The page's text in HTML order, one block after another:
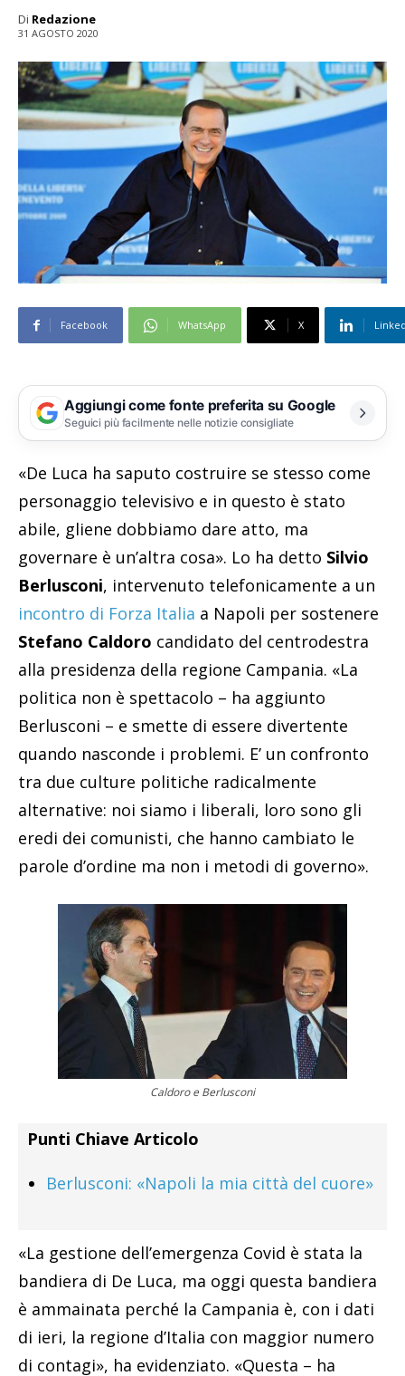
Di Redazione
31 AGOSTO 2020
Facebook WhatsApp X
Aggiungi come fonte preferita su Google
Seguici più facilmente nelle notizie consigliate
«De Luca ha saputo costruire se stesso come
personaggio televisivo e in questo è stato
abile, gliene dobbiamo dare atto, ma
governare è un’altra cosa». Lo ha detto Silvio
Berlusconi, intervenuto telefonicamente a un
incontro di Forza Italia a Napoli per sostenere
Stefano Caldoro candidato del centrodestra
alla presidenza della regione Campania. «La
politica non è spettacolo – ha aggiunto
Berlusconi – e smette di essere divertente
quando nasconde i problemi. E’ un confronto
tra due culture politiche radicalmente
alternative: noi siamo i liberali, loro sono gli
eredi dei comunisti, che hanno cambiato le
parole d’ordine ma non i metodi di governo».
Caldoro e Berlusconi
Punti Chiave Articolo
Berlusconi: «Napoli la mia città del cuore»
«La gestione dell’emergenza Covid è stata la
bandiera di De Luca, ma oggi questa bandiera
è ammainata perché la Campania è, con i dati
di ieri, la regione d’Italia con maggior numero
di contagi», ha evidenziato. «Questa – ha